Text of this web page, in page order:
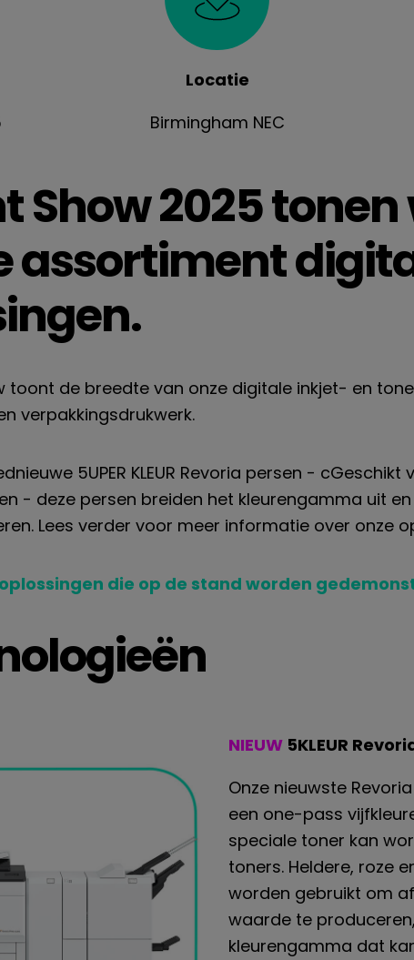
Locatie
Birmingham NEC
Show 2025 tonen
assortiment
toont de breedte van onze digitale inkjet- en
verpakkingsdrukwerk.
5UPER KLEUR Revoria persen - cGeschikt
- deze persen breiden het kleurengamma uit
Lees verder voor meer informatie over onze
oplossingen die op de stand worden
NIEUW 5KLEUR
Onze nieuwste
een one-pass
speciale toner kan
toners. Heldere, roze
worden gebruikt om
waarde te
kleurengamma dat